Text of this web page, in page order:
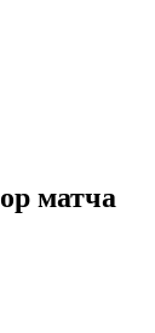
матча